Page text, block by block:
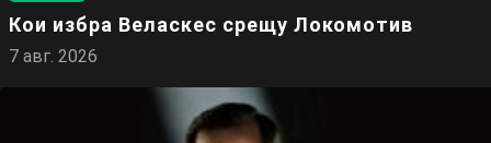
Кои избра Веласкес срещу Локомотив
7 авг. 2026